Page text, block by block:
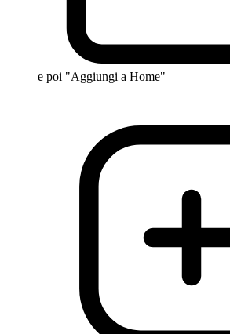
e poi "Aggiungi a Home"